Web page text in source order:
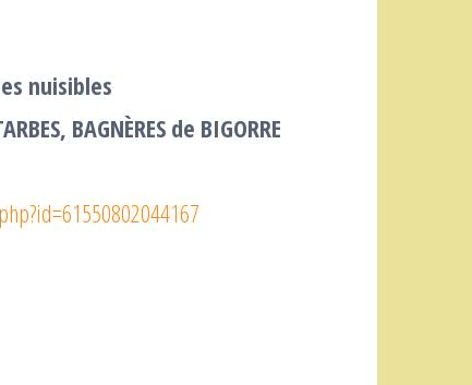
nuisibles
BAGNÈRES de BIGORRE